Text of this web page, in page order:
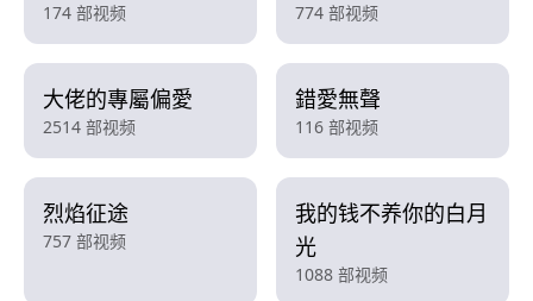
174 部视频 774 部视频
大佬的專屬偏愛
2514 部视频
錯愛無聲
116 部视频
烈焰征途
757 部视频
我的钱不养你的白月
光
1088 部视频